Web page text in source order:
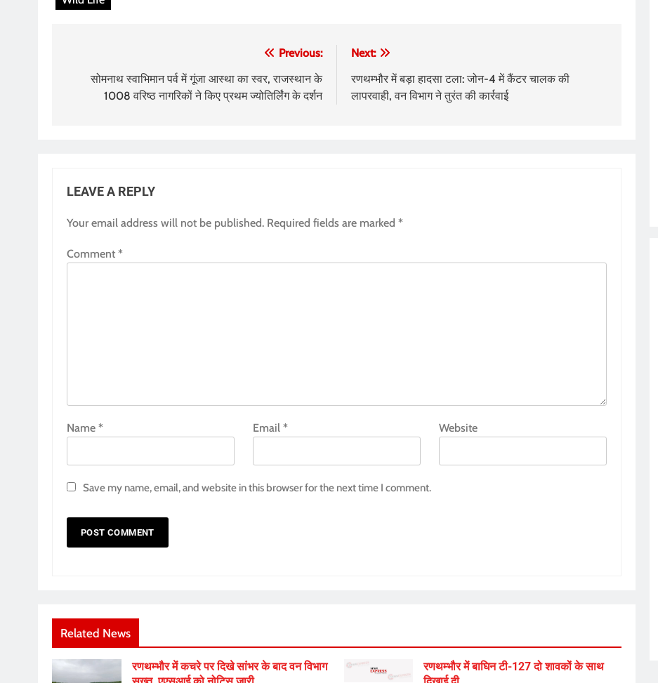
navigation
Previous:
सोमनाथ स्वाभिमान पर्व में गूंजा आस्था का स्वर, राजस्थान के
1008 वरिष्ठ नागरिकों ने किए प्रथम ज्योतिर्लिंग के दर्शन
Next:
रणथम्भौर में बड़ा हादसा टला: जोन-4 में कैंटर चालक की
लापरवाही, वन विभाग ने तुरंत की कार्रवाई
LEAVE A REPLY
Your email address will not be published. Required fields are marked *
Comment *
Name * Email* Website
Save my name, email, and website in this browser for the next time I comment.
Related News
रणथम्भौर में कचरे पर दिखे सांभर के बाद वन विभाग
रणथम्भौर में बाघिन टी-127 दो शावकों के साथ